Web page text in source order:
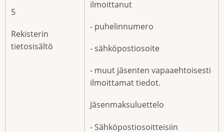
5
Rekisterin
tietosisältö
ilmoittanut
- puhelinnumero
- sähköpostiosoite
- muut jäsenten vapaaehtoisesti
ilmoittamat tiedot.
Jäsenmaksuluettelo
- Sähköpostiosoitteisiin